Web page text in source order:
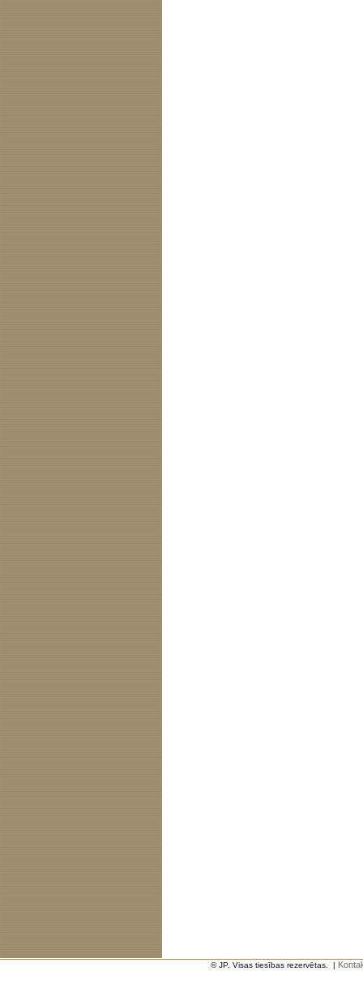
© JP. Visas tiesības rezervētas. |